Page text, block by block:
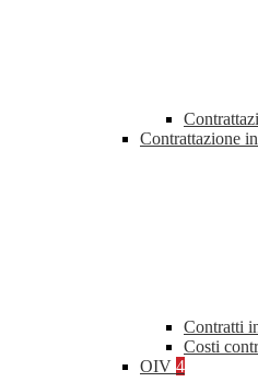
Contrattazione
Contratti
Costi
OIV 4